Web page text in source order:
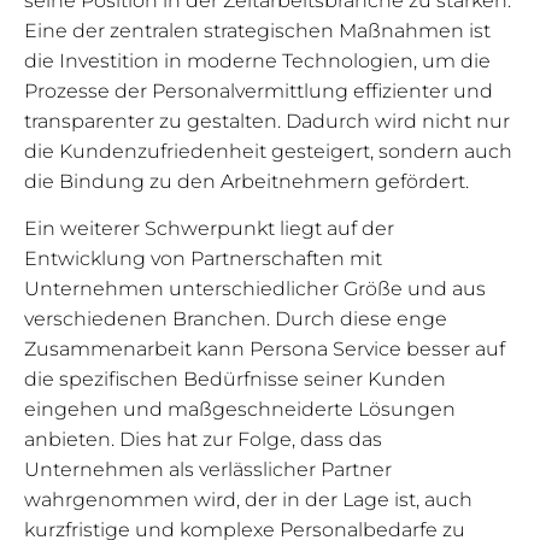
Eine der zentralen strategischen Maßnahmen ist
die Investition in moderne Technologien, um die
Prozesse der Personalvermittlung effizienter und
transparenter zu gestalten. Dadurch wird nicht nur
die Kundenzufriedenheit gesteigert, sondern auch
die Bindung zu den Arbeitnehmern gefördert.
Ein weiterer Schwerpunkt liegt auf der
Entwicklung von Partnerschaften mit
Unternehmen unterschiedlicher Größe und aus
verschiedenen Branchen. Durch diese enge
Zusammenarbeit kann Persona Service besser auf
die spezifischen Bedürfnisse seiner Kunden
eingehen und maßgeschneiderte Lösungen
anbieten. Dies hat zur Folge, dass das
Unternehmen als verlässlicher Partner
wahrgenommen wird, der in der Lage ist, auch
kurzfristige und komplexe Personalbedarfe zu